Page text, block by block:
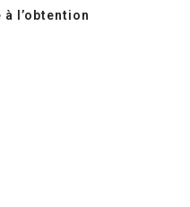
à l’obtention